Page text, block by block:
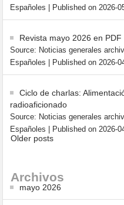
Españoles
Published on 2026-
Revista mayo 2026 en PDF
Source: Noticias generales
Españoles
Published on 2026-
Ciclo de charlas:
radioaficionado
Source: Noticias generales
Españoles
Published on 2026-
Older posts
Archivos
mayo 2026